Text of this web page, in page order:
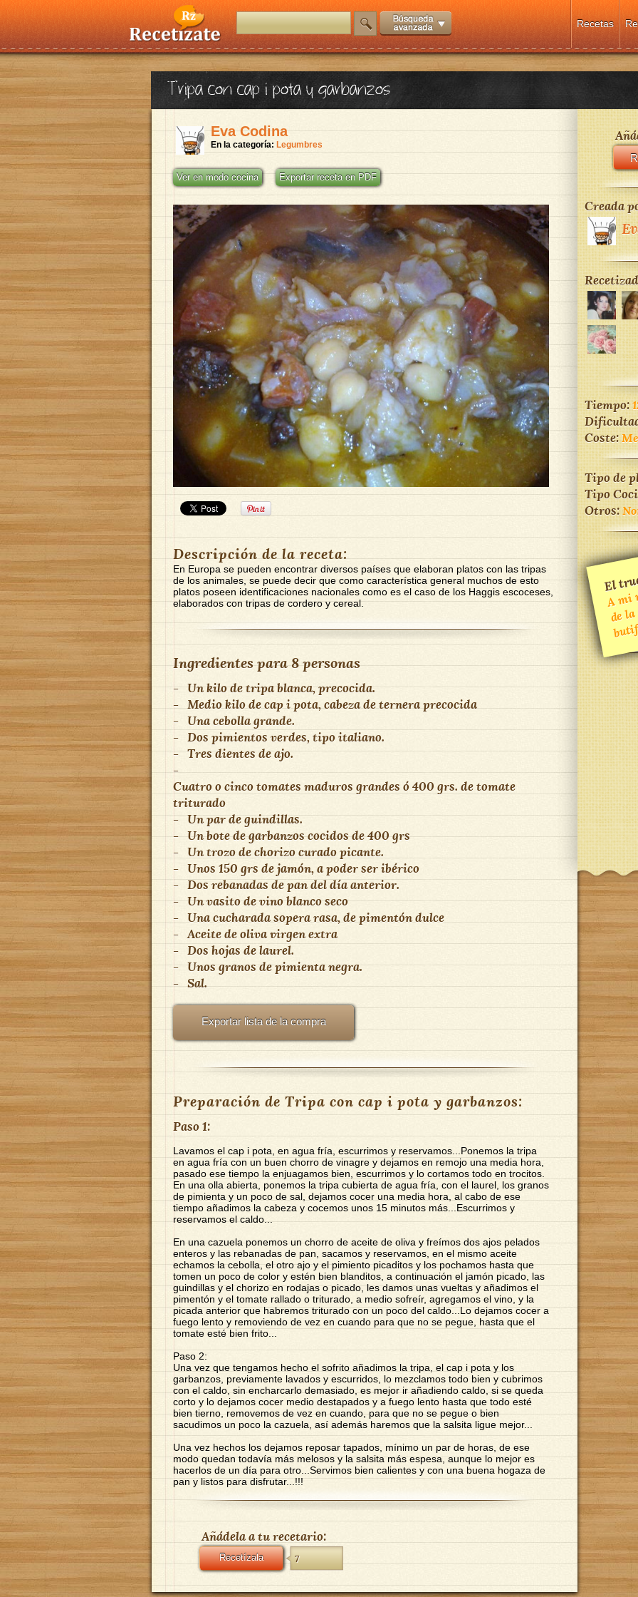
Recetas
Tripa con cap i pota y garbanzos
Eva Codina
En la categoría: Legumbres
Ver en modo cocina Exportar receta en PDF
Descripción de la receta:
En Europa se pueden encontrar diversos países que elaboran platos con las tripas
de los animales, se puede decir que como característica general muchos de esto
platos poseen identificaciones nacionales como es el caso de los Haggis escoceses,
elaborados con tripas de cordero y cereal.
Ingredientes para8 personas
- Un kilo de tripa blanca, precocida.
- Medio kilo de cap i pota, cabeza de ternera precocida
- Una cebolla grande.
- Dos pimientos verdes, tipo italiano.
- Tres dientes de ajo.
-
Cuatro o cinco tomates maduros grandes ó 400 grs. de tomate
triturado
- Un par de guindillas.
- Un bote de garbanzos cocidos de 400 grs
- Un trozo de chorizo curado picante.
- Unos 150 grs de jamón, a poder ser ibérico
- Dos rebanadas de pan del día anterior.
- Un vasito de vino blanco seco
- Una cucharada sopera rasa, de pimentón dulce
- Aceite de oliva virgen extra
- Dos hojas de laurel.
- Unos granos de pimienta negra.
- Sal.
Exportar lista de la compra
Preparación de Tripa con cap i pota y garbanzos:
Paso 1:
Lavamos el cap i pota, en agua fría, escurrimos y reservamos...Ponemos la tripa
en agua fría con un buen chorro de vinagre y dejamos en remojo una media hora,
pasado ese tiempo la enjuagamos bien, escurrimos y lo cortamos todo en trocitos.
En una olla abierta, ponemos la tripa cubierta de agua fría, con el laurel, los granos
de pimienta y un poco de sal, dejamos cocer una media hora, al cabo de ese
tiempo añadimos la cabeza y cocemos unos 15 minutos más...Escurrimos y
reservamos el caldo...
En una cazuela ponemos un chorro de aceite de oliva y freímos dos ajos pelados
enteros y las rebanadas de pan, sacamos y reservamos, en el mismo aceite
echamos la cebolla, el otro ajo y el pimiento picaditos y los pochamos hasta que
tomen un poco de color y estén bien blanditos, a continuación el jamón picado, las
guindillas y el chorizo en rodajas o picado, les damos unas vueltas y añadimos el
pimentón y el tomate rallado o triturado, a medio sofreír, agregamos el vino, y la
picada anterior que habremos triturado con un poco del caldo...Lo dejamos cocer a
fuego lento y removiendo de vez en cuando para que no se pegue, hasta que el
tomate esté bien frito...
Paso 2:
Una vez que tengamos hecho el sofrito añadimos la tripa, el cap i pota y los
garbanzos, previamente lavados y escurridos, lo mezclamos todo bien y cubrimos
con el caldo, sin encharcarlo demasiado, es mejor ir añadiendo caldo, si se queda
corto y lo dejamos cocer medio destapados y a fuego lento hasta que todo esté
bien tierno, removemos de vez en cuando, para que no se pegue o bien
sacudimos un poco la cazuela, así además haremos que la salsita ligue mejor...
Una vez hechos los dejamos reposar tapados, mínimo un par de horas, de ese
modo quedan todavía más melosos y la salsita más espesa, aunque lo mejor es
hacerlos de un día para otro...Servimos bien calientes y con una buena hogaza de
pan y listos para disfrutar...!!!
Añádela a tu recetario:
Recetízala 7
Creada
Tiempo:
Coste:
Tipo de
Tipo
Otros:
El
me
de